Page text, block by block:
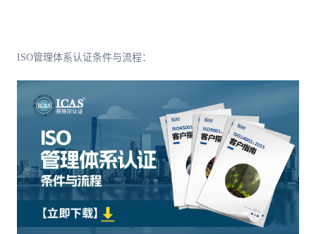
ISO管理体系认证条件与流程：